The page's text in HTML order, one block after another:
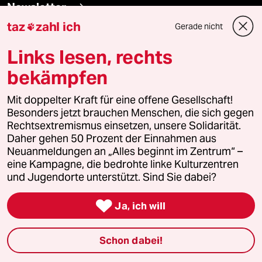
Newsletter
taz frisch
taz zahl ich
taz lab Infobrief
Veranstaltungen
Demnächst
Vor Ort
taz zahl ich Gerade nicht
Links lesen, rechts
bekämpfen
Mit doppelter Kraft für eine offene Gesellschaft!
Besonders jetzt brauchen Menschen, die sich gegen
Rechtsextremismus einsetzen, unsere Solidarität.
Daher gehen 50 Prozent der Einnahmen aus
Neuanmeldungen an „Alles beginnt im Zentrum“ –
eine Kampagne, die bedrohte linke Kulturzentren
und Jugendorte unterstützt. Sind Sie dabei?
 Ja, ich will
Schon dabei!